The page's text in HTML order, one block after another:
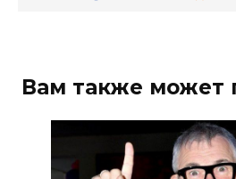
Вам также может